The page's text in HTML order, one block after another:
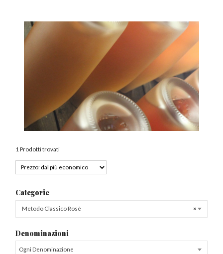
1 Prodotti trovati
Categorie
×
Metodo Classico Rosè
Denominazioni
Ogni Denominazione